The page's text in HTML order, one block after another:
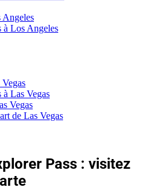
Angeles
à Los Angeles
à Las Vegas
Vegas
de Las Vegas
Pass : visitez